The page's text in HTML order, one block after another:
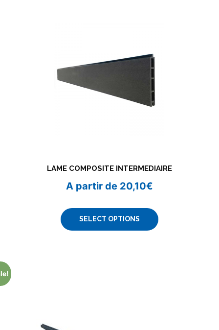
LAME COMPOSITE INTERMEDIAIRE
A partir de 20,10€
SELECT OPTIONS